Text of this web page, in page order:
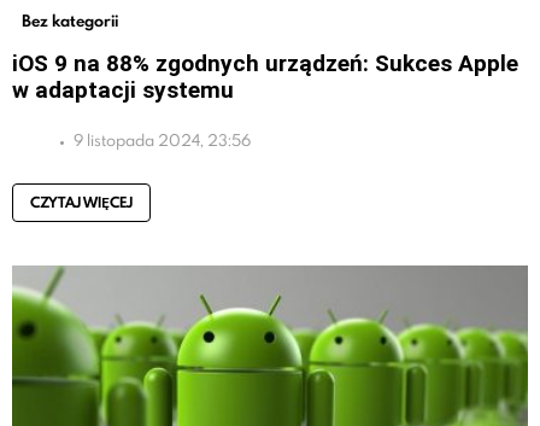
Bez kategorii
iOS 9 na 88% zgodnych urządzeń: Sukces Apple
w adaptacji systemu
9 listopada 2024, 23:56
CZYTAJ WIĘCEJ